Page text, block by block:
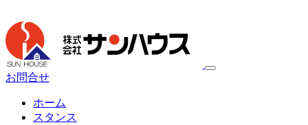
お問合せ
ホーム
スタンス